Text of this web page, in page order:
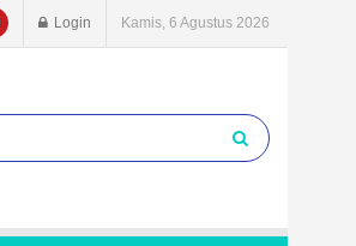
Login Kamis, 6 Agustus 2026